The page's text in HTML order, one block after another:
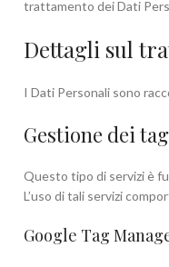
trattamento dei Dati
Dettagli sul
I Dati Personali sono
Gestione dei tag
Questo tipo di servizi è
L’uso di tali servizi
Google Tag